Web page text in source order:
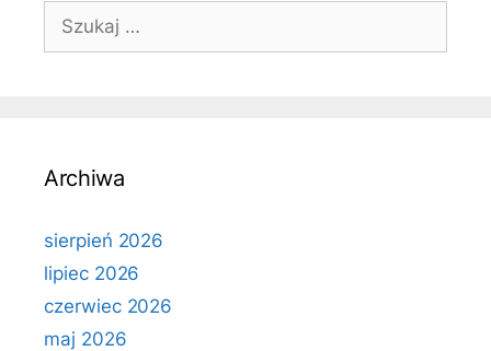
Szukaj:
Archiwa
sierpień 2026
lipiec 2026
czerwiec 2026
maj 2026